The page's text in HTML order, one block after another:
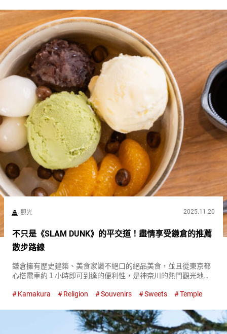
觀光 2025.11.20
不只是《SLAM DUNK》的平交道！盡情享受鎌倉的推薦
散步路線
鎌倉擁有歷史建築、美食家讚不絕口的絕品美食，並且從東京都
心搭電車約１小時即可到達的便利性，是神奈川的熱門觀光地之
影也很顯眼。 特別是動畫《SLAM DUNK》開場場景中出現的鎌
Kamakura Religion Souvenirs Sweets Temple